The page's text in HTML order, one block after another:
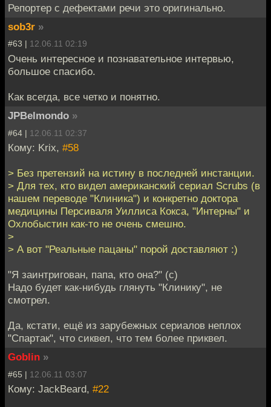
Репортер с дефектами речи это оригинально.
sob3r »
#63 | 12.06.11 02:19
Очень интересное и познавательное интервью,
большое спасибо.
Как всегда, все четко и понятно.
JPBelmondo »
#64 | 12.06.11 02:37
Кому: Krix, #58
> Без претензий на истину в последней инстанции.
> Для тех, кто видел американский сериал Scrubs (в
нашем переводе "Клиника") и конкретно доктора
медицины Персиваля Уиллиса Кокса, "Интерны" и
Охлобыстин как-то не очень смешно.
>
> А вот "Реальные пацаны" порой доставляют :)
"Я заинтригован, папа, кто она?" (с)
Надо будет как-нибудь глянуть "Клинику", не
смотрел.
Да, кстати, ещё из зарубежных сериалов неплох
"Спартак", что сиквел, что тем более приквел.
Goblin »
#65 | 12.06.11 03:07
Кому: JackBeard, #22